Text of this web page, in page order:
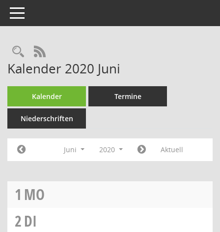
Toggle navigation
Rechercheauswahl
RSS-Feed
Kalender 2020 Juni
Kalender Termine
Niederschriften
Juni 2020 Aktuell
1 MO
2DI